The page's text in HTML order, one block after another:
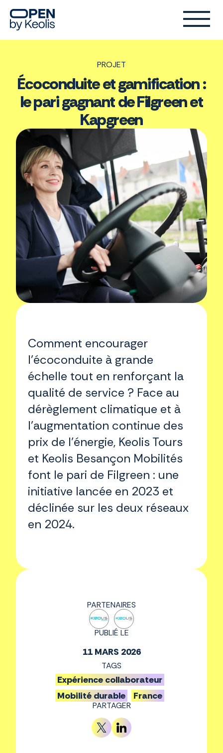
PROJET
Écoconduite et gamification :
le pari gagnant de Filgreen et
Kapgreen
Comment encourager
l'écoconduite à grande
échelle tout en renforçant la
qualité de service ? Face au
dérèglement climatique et à
l'augmentation continue des
prix de l'énergie, Keolis Tours
et Keolis Besançon Mobilités
font le pari de Filgreen : une
initiative lancée en 2023 et
déclinée sur les deux réseaux
en 2024.
PARTENAIRES
PUBLIÉ LE
11 MARS 2026
TAGS
Expérience collaborateur
Mobilité durable
France
PARTAGER